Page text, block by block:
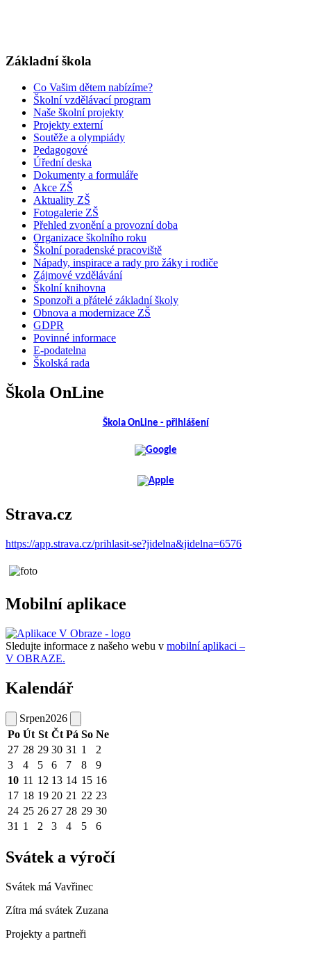
Základní škola
Co Vašim dětem nabízíme?
Školní vzdělávací program
Naše školní projekty
Projekty externí
Soutěže a olympiády
Pedagogové
Úřední deska
Dokumenty a formuláře
Akce ZŠ
Aktuality ZŠ
Fotogalerie ZŠ
Přehled zvonění a provozní doba
Organizace školního roku
Školní poradenské pracoviště
Nápady, inspirace a rady pro žáky i rodiče
Zájmové vzdělávání
Školní knihovna
Sponzoři a přátelé základní školy
Obnova a modernizace ZŠ
GDPR
Povinné informace
E-podatelna
Školská rada
Škola OnLine
Škola OnLine - přihlášení
Strava.cz
https://app.strava.cz/prihlasit-se?jidelna&jidelna=6576
Mobilní aplikace
Sledujte informace z našeho webu v mobilní aplikaci –
V OBRAZE.
Kalendář
Srpen2026
Po Út St Čt Pá So Ne
27 28 29 30 31 1
2
3
4 5 6 7 8
9
10 11 12 13 14 15 16
17 18 19 20 21 22 23
24 25 26 27 28 29 30
31 1 2 3 4 5 6
Svátek a výročí
Svátek má Vavřinec
Zítra má svátek Zuzana
Projekty a partneři